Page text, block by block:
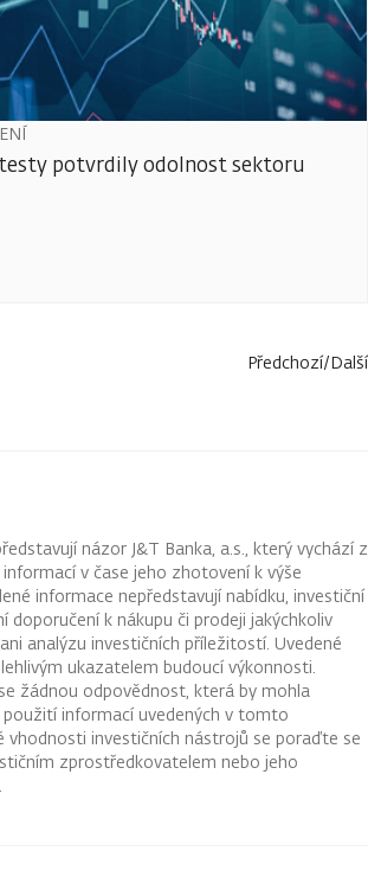
potvrdily odolnost sektoru
Předchozí/Další
názor J&T Banka, a.s., který vychází z
v čase jeho zhotovení k výše
informace nepředstavují nabídku, investiční
doporučení k nákupu či prodeji jakýchkoliv
analýzu investičních příležitostí. Uvedené
ukazatelem budoucí výkonnosti.
žádnou odpovědnost, která by mohla
informací uvedených v tomto
vhodnosti investičních nástrojů se poraďte se
zprostředkovatelem nebo jeho